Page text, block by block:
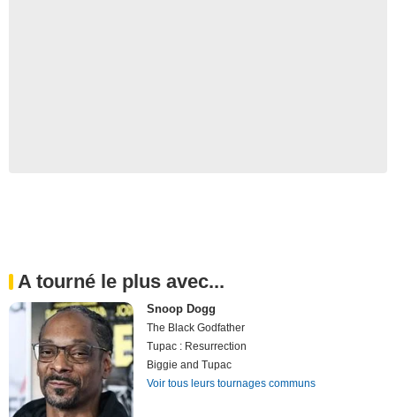
A tourné le plus avec...
Snoop Dogg
The Black Godfather
Tupac : Resurrection
Biggie and Tupac
Voir tous leurs tournages communs